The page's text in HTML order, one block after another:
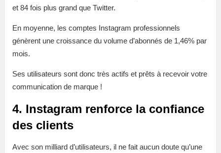
et 84 fois plus grand que Twitter.
En moyenne, les comptes Instagram professionnels
génèrent une croissance du volume d’abonnés de 1,46% par
mois.
Ses utilisateurs sont donc très actifs et prêts à recevoir votre
communication de marque !
4. Instagram renforce la confiance
des clients
Avec son milliard d’utilisateurs, il ne fait aucun doute qu’une